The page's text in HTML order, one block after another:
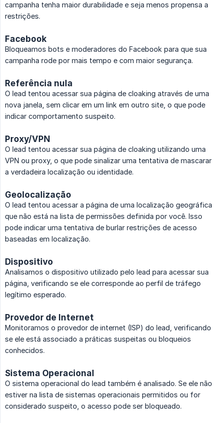
campanha tenha maior durabilidade e seja menos propensa a
restrições.
Facebook
Bloqueamos bots e moderadores do Facebook para que sua
campanha rode por mais tempo e com maior segurança.
Referência nula
O lead tentou acessar sua página de cloaking através de uma
nova janela, sem clicar em um link em outro site, o que pode
indicar comportamento suspeito.
Proxy/VPN
O lead tentou acessar sua página de cloaking utilizando uma
VPN ou proxy, o que pode sinalizar uma tentativa de mascarar
a verdadeira localização ou identidade.
Geolocalização
O lead tentou acessar a página de uma localização geográfica
que não está na lista de permissões definida por você. Isso
pode indicar uma tentativa de burlar restrições de acesso
baseadas em localização.
Dispositivo
Analisamos o dispositivo utilizado pelo lead para acessar sua
página, verificando se ele corresponde ao perfil de tráfego
legítimo esperado.
Provedor de Internet
Monitoramos o provedor de internet (ISP) do lead, verificando
se ele está associado a práticas suspeitas ou bloqueios
conhecidos.
Sistema Operacional
O sistema operacional do lead também é analisado. Se ele não
estiver na lista de sistemas operacionais permitidos ou for
considerado suspeito, o acesso pode ser bloqueado.